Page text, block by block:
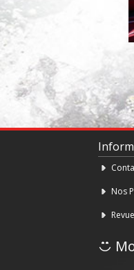
Nos